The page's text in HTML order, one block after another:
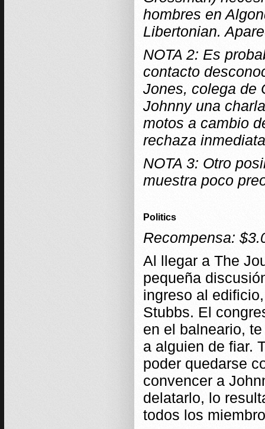
hombres en
Libertonian.
NOTA 2: Es
contacto
Jones, colega de
Johnny una
motos a cambio
rechaza
NOTA 3: Otro
muestra poco
Politics
Recompensa:
Al llegar a The
pequeña
ingreso al
Stubbs. El
en el balneario,
a alguien de fiar.
poder quedarse
convencer a
delatarlo, lo
todos los